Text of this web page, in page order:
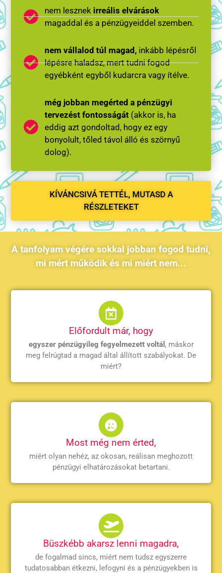
nem lesznek irreális elvárások
magaddal és a pénzügyeiddel szemben.
nem vállalod túl magad, inkább lépésről
lépésre haladsz, mert tudni fogod
egyébként egyből kudarcra vagy ítélve.
még jobban megérted a pénzügyi
tervezést fontosságát(akkor is, ha
eddig azt gondoltad, hogy ez egy
bonyolult, tőled távol álló és szörnyű
dolog).
KÍVÁNCSIVÁ TETTÉL, MUTASD A
RÉSZLETEKET
A tanfolyam végére sokkal jobban fogod tudni,
mi mért működik és mi miért nem...
Előfordult már, hogy
egyszer pénzügyileg fegyelmezett voltál , máskor
meg felrúgtad a magad által állított szabályokat. De
miért?
Most még nem érted,
miért olyan nehéz, az okosan, reálisan meghozott
pénzügyi elhatározásokat betartani.
Büszkébb akarsz lenni magadra,
de fogalmad sincs, miért nem tudsz egyszerre
tudatosabban étkezni, lefogyni és a pénzügyekben is